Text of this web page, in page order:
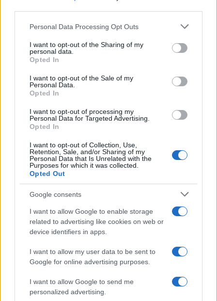
Please note that this website/app uses one or more Google
not limited to your visit or usage behaviour. You may click to
grant or deny consent to Google and its third-party tags to
use your data for below specified purposes in below Google
consent section.
Personal Data Processing Opt Outs
I want to opt-out of the Sharing of my
personal data.
Opted In
I want to opt-out of the Sale of my
Personal Data.
Opted In
I want to opt-out of processing my
Personal Data for Targeted Advertising.
Opted In
I want to opt-out of Collection, Use,
Retention, Sale, and/or Sharing of my
Personal Data that Is Unrelated with the
Purposes for which it was collected.
Opted Out
Google consents
I want to allow Google to enable storage
related to advertising like cookies on web or
device identifiers in apps.
I want to allow my user data to be sent to
Google for online advertising purposes.
I want to allow Google to send me
personalized advertising.
Γ’ Π.Σ.Ε. Αναμορφωμένος Αξιολογικός πίνακας
Δ’ Π.Σ.Ε. Αναμορφωμένος Αξιολογικός πίνακας
Ε’ Π.Σ.Ε. Αναμορφωμένος Αξιολογικός πίνακας